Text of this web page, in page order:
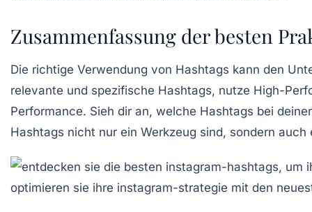
Zusammenfassung der besten
Die richtige Verwendung von Hashtags kann den
relevante und spezifische Hashtags, nutze High-
Performance. Sieh dir an, welche Hashtags bei
Hashtags nicht nur ein Werkzeug sind, sondern